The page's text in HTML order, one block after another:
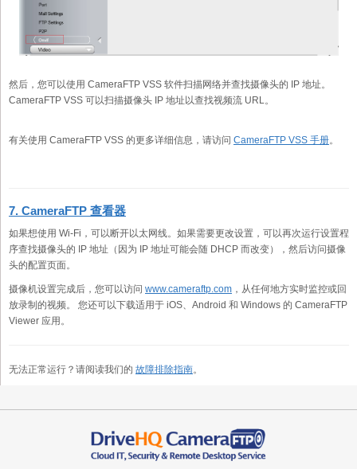
然后，您可以使用 CameraFTP VSS 软件扫描网络并查找摄像头的 IP 地址。
CameraFTP VSS 可以扫描摄像头 IP 地址以查找视频流 URL。
有关使用 CameraFTP VSS 的更多详细信息，请访问 CameraFTP VSS 手册。
7. CameraFTP 查看器
如果想使用 Wi-Fi，可以断开以太网线。如果需要更改设置，可以再次运行设置程
序查找摄像头的 IP 地址（因为 IP 地址可能会随 DHCP 而改变），然后访问摄像
头的配置页面。
摄像机设置完成后，您可以访问 www.cameraftp.com ，从任何地方实时监控或回
放录制的视频。 您还可以下载适用于 iOS、Android 和 Windows 的 CameraFTP
Viewer 应用。
无法正常运行？请阅读我们的 故障排除指南。